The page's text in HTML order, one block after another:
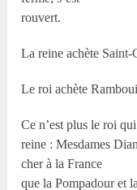
rouvert.
La reine achète Saint-
Le roi achète
Ce n’est plus le roi
reine : Mesdames
cher à la France
que la Pompadour et